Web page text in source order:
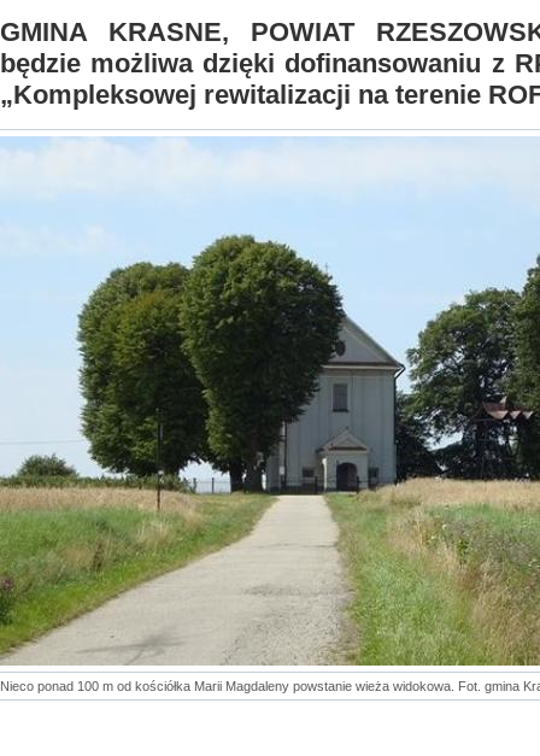
GMINA KRASNE, POWIAT
będzie możliwa dzięki dofinansowaniu z
„Kompleksowej rewitalizacji na terenie
Nieco ponad 100 m od kościółka Marii Magdaleny powstanie wieża widokowa. Fot. gmina